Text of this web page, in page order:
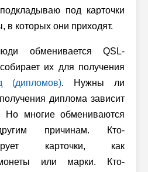
под карточки
в которых они приходят.
обменивается QSL-
их для получения
(дипломов). Нужны ли
диплома зависит
Но многие обмениваются
причинам. Кто-
карточки, как
монеты или марки. Кто-